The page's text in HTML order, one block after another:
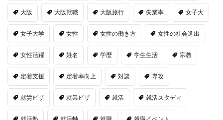
大阪 大阪就職 大阪旅行 失業率 女子大
女子大学 女性 女性の働き方 女性の社会進出
女性活躍 姓名 学歴 学生生活 宗教
定着支援 定着率向上 対談 専攻
就労ビザ 就業ビザ 就活 就活スタディ